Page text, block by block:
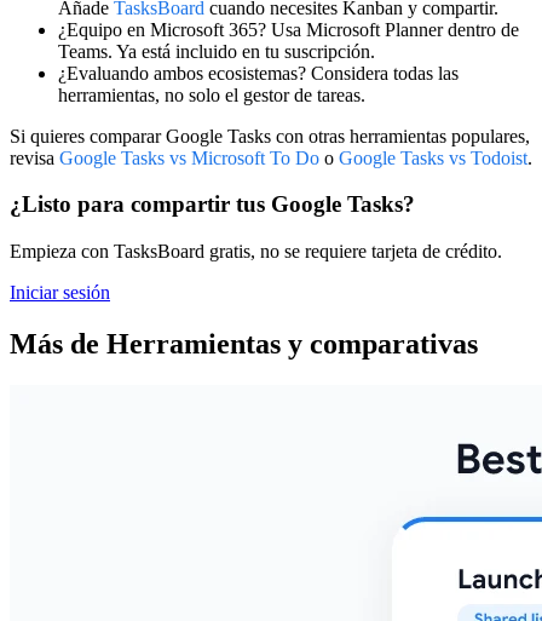
Añade TasksBoard cuando necesites Kanban y compartir.
¿Equipo en Microsoft 365? Usa Microsoft Planner dentro de
Teams. Ya está incluido en tu suscripción.
¿Evaluando ambos ecosistemas? Considera todas las
herramientas, no solo el gestor de tareas.
Si quieres comparar Google Tasks con otras herramientas populares,
revisa Google Tasks vs Microsoft To Do o Google Tasks vs Todoist.
¿Listo para compartir tus Google Tasks?
Empieza con TasksBoard gratis, no se requiere tarjeta de crédito.
Iniciar sesión
Más de Herramientas y comparativas